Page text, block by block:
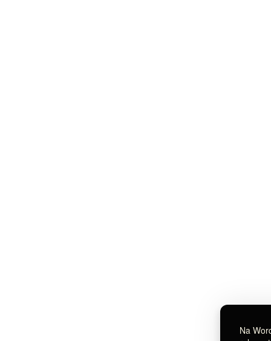
Na